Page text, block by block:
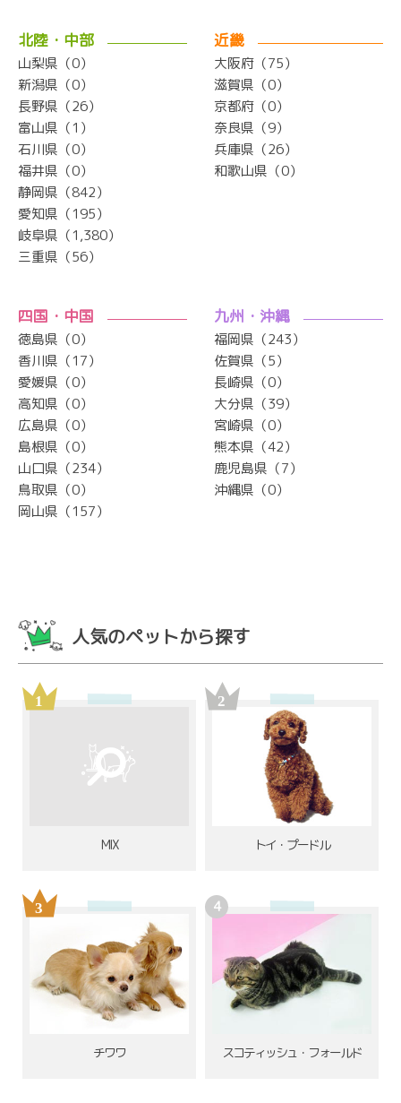
北陸・中部
山梨県（0）
新潟県（0）
長野県（26）
富山県（1）
石川県（0）
福井県（0）
静岡県（842）
愛知県（195）
岐阜県（1,380）
三重県（56）
近畿
大阪府（75）
滋賀県（0）
京都府（0）
奈良県（9）
兵庫県（26）
和歌山県（0）
四国・中国
徳島県（0）
香川県（17）
愛媛県（0）
高知県（0）
広島県（0）
島根県（0）
山口県（234）
鳥取県（0）
岡山県（157）
九州・沖縄
福岡県（243）
佐賀県（5）
長崎県（0）
大分県（39）
宮崎県（0）
熊本県（42）
鹿児島県（7）
沖縄県（0）
人気のペットから探す
MIX トイ・プードル
チワワ スコティッシュ・フォールド